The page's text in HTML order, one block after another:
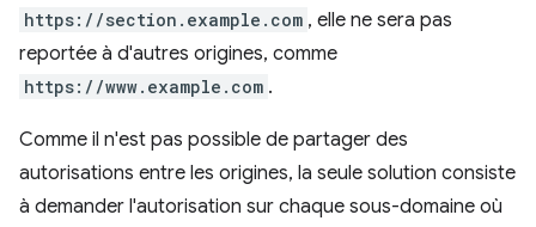
https://section.example.com , elle ne sera pas
reportée à d'autres origines, comme
https://www.example.com .
Comme il n'est pas possible de partager des
autorisations entre les origines, la seule solution consiste
à demander l'autorisation sur chaque sous-domaine où